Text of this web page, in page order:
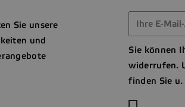
Sie unsere
und
Sie können
widerrufen.
finden Sie